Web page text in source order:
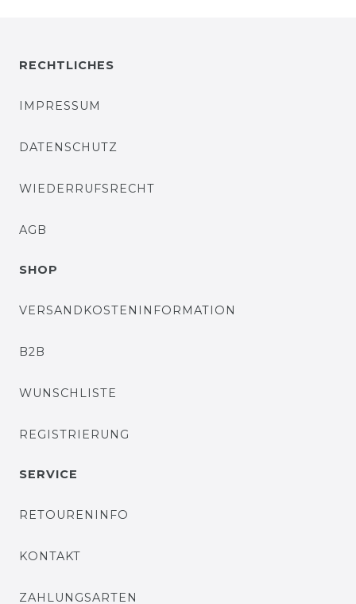
RECHTLICHES
IMPRESSUM
DATENSCHUTZ
WIEDERRUFSRECHT
AGB
SHOP
VERSANDKOSTENINFORMATION
B2B
WUNSCHLISTE
REGISTRIERUNG
SERVICE
RETOURENINFO
KONTAKT
ZAHLUNGSARTEN